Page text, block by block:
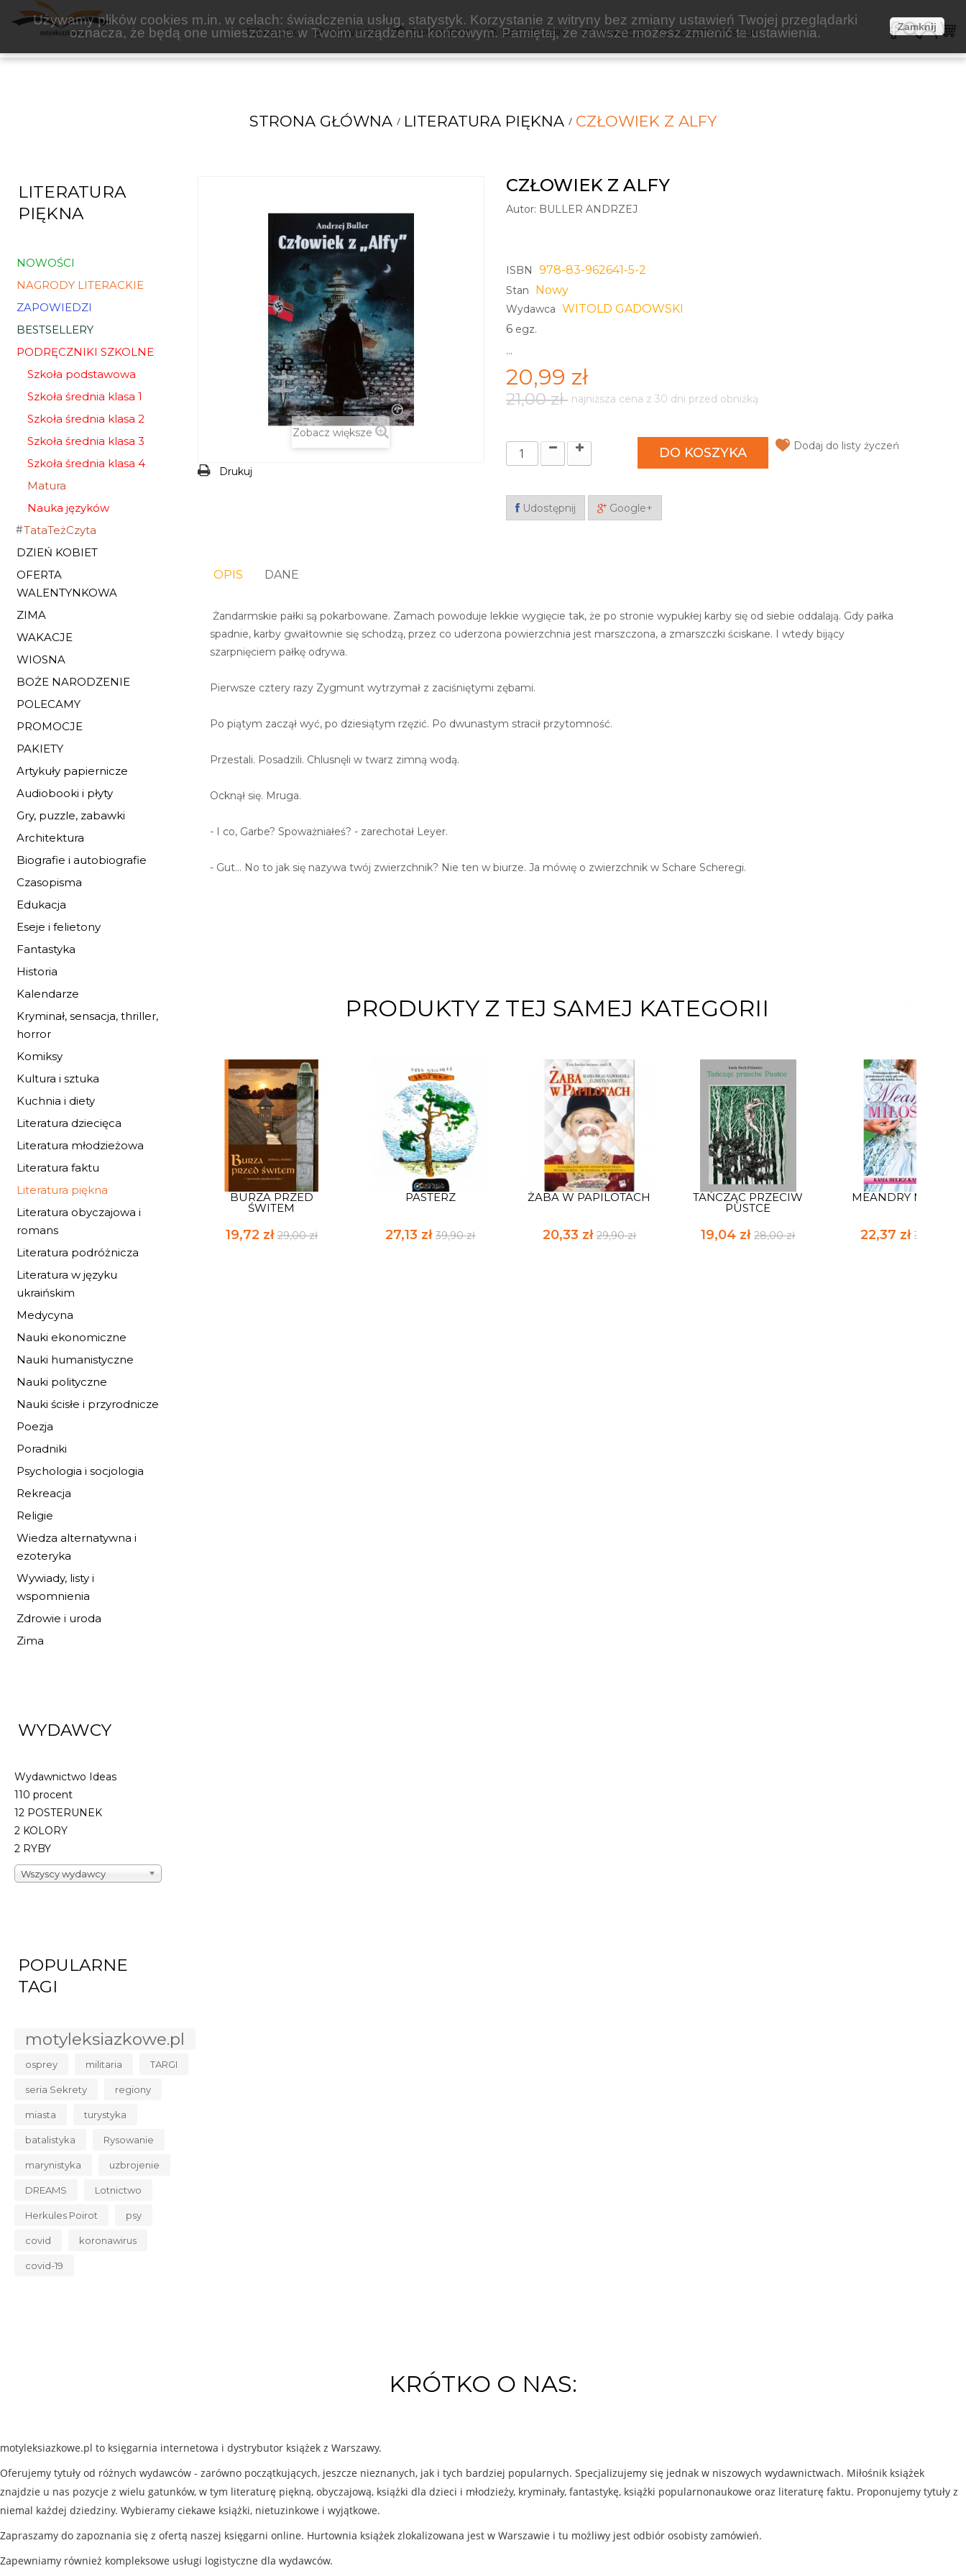
WITOLD GADOWSKI
Używamy plików cookies m.in. w celach: świadczenia usług, statystyk. Korzystanie z witryny bez zmiany ustawień Twojej przeglądarki
oznacza, że będą one umieszczane w Twoim urządzeniu końcowym. Pamiętaj, że zawsze możesz zmienić te ustawienia.
Zamknij
KSIĄŻKI NOWOŚCI ZAPOWIEDZI BESTSELLERY WAKACJE KOSZTY WYSYŁKI
STRONA GŁÓWNA LITERATURA PIĘKNA CZŁOWIEK Z ALFY
LITERATURA
PIĘKNA
NOWOŚCI
NAGRODY LITERACKIE
ZAPOWIEDZI
BESTSELLERY
PODRĘCZNIKI SZKOLNE
Szkoła podstawowa
Szkoła średnia klasa 1
Szkoła średnia klasa 2
Szkoła średnia klasa 3
Szkoła średnia klasa 4
Matura
Nauka języków
TataTeżCzyta
DZIEŃ KOBIET
OFERTA
WALENTYNKOWA
ZIMA
WAKACJE
WIOSNA
BOŻE NARODZENIE
POLECAMY
PROMOCJE
PAKIETY
Artykuły papiernicze
Audiobooki i płyty
Gry, puzzle, zabawki
Architektura
Biografie i autobiografie
Czasopisma
Edukacja
Eseje i felietony
Fantastyka
Historia
Kalendarze
Kryminał, sensacja, thriller,
horror
Komiksy
Kultura i sztuka
Kuchnia i diety
Literatura dziecięca
Literatura młodzieżowa
Literatura faktu
Literatura piękna
Literatura obyczajowa i
romans
Literatura podróżnicza
Literatura w języku
ukraińskim
Medycyna
Nauki ekonomiczne
Nauki humanistyczne
Nauki polityczne
Nauki ścisłe i przyrodnicze
Poezja
Poradniki
Psychologia i socjologia
Rekreacja
Religie
Wiedza alternatywna i
ezoteryka
Wywiady, listy i
wspomnienia
Zdrowie i uroda
Zima
WYDAWCY
Wydawnictwo Ideas
110 procent
12 POSTERUNEK
2 KOLORY
2 RYBY
Wszyscy wydawcy
POPULARNE
TAGI
motyleksiazkowe.pl
osprey militaria TARGI
seria Sekrety regiony
miasta turystyka
batalistyka Rysowanie
marynistyka uzbrojenie
DREAMS Lotnictwo
Herkules Poirot psy
covid koronawirus
covid-19
Zobacz większe
Drukuj
CZŁOWIEK Z ALFY
Autor: BULLER ANDRZEJ
ISBN 978-83-962641-5-2
Stan Nowy
Wydawca WITOLD GADOWSKI
6 egz.
...
20,99 zł
21,00 zł najniższa cena z 30 dni przed obniżką
DO KOSZYKA Dodaj do listy życzeń
Udostępnij Google+
OPIS DANE
Żandarmskie pałki są pokarbowane. Zamach powoduje lekkie wygięcie tak, że po stronie wypukłej karby się od siebie oddalają. Gdy pałka
spadnie, karby gwałtownie się schodzą, przez co uderzona powierzchnia jest marszczona, a zmarszczki ściskane. I wtedy bijący
szarpnięciem pałkę odrywa.
Pierwsze cztery razy Zygmunt wytrzymał z zaciśniętymi zębami.
Po piątym zaczął wyć, po dziesiątym rzęzić. Po dwunastym stracił przytomność.
Przestali. Posadzili. Chlusnęli w twarz zimną wodą.
Ocknął się. Mruga.
- I co, Garbe? Spoważniałeś? - zarechotał Leyer.
- Gut... No to jak się nazywa twój zwierzchnik? Nie ten w biurze. Ja mówię o zwierzchnik w Schare Scheregi.
PRODUKTY Z TEJ SAMEJ KATEGORII
BURZA PRZED
ŚWITEM
19,72 zł 29,00 zł
PASTERZ
27,13 zł39,90 zł
ŻABA W PAPILOTACH
20,33 zł 29,90 zł
TAŃCZĄC PRZECIW
PUSTCE
19,04 zł28,00 zł
MEANDRY MIŁOŚCI
22,37 zł32,90 zł
KRÓTKO O NAS:
motyleksiazkowe.pl to księgarnia internetowa i dystrybutor książek z Warszawy.
Oferujemy tytuły od różnych wydawców - zarówno początkujących, jeszcze nieznanych, jak i tych bardziej popularnych. Specjalizujemy się jednak w niszowych wydawnictwach. Miłośnik książek
znajdzie u nas pozycje z wielu gatunków, w tym literaturę piękną, obyczajową, książki dla dzieci i młodzieży, kryminały, fantastykę, książki popularnonaukowe oraz literaturę faktu. Proponujemy tytuły z
niemal każdej dziedziny. Wybieramy ciekawe książki, nietuzinkowe i wyjątkowe.
Zapraszamy do zapoznania się z ofertą naszej księgarni online. Hurtownia książek zlokalizowana jest w Warszawie i tu możliwy jest odbiór osobisty zamówień.
Zapewniamy również kompleksowe usługi logistyczne dla wydawców.